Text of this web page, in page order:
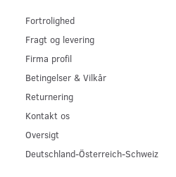
Fortrolighed
Fragt og levering
Firma profil
Betingelser & Vilkår
Returnering
Kontakt os
Oversigt
Deutschland-Österreich-Schweiz